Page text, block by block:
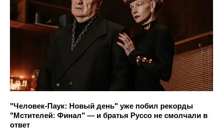
"Человек-Паук: Новый день" уже побил рекорды
"Мстителей: Финал" — и братья Руссо не смолчали в
ответ